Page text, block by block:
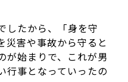
したから、「身を守
災害や事故から守ると
が始まりで、これが男
行事となっていったの